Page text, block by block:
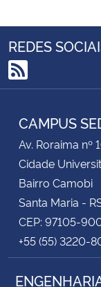
REDES
RSS
CAMPUS
Av. Roraima nº
Cidade
Bairro Camobi
Santa Maria -
CEP: 97105-
+55 (55) 3220-